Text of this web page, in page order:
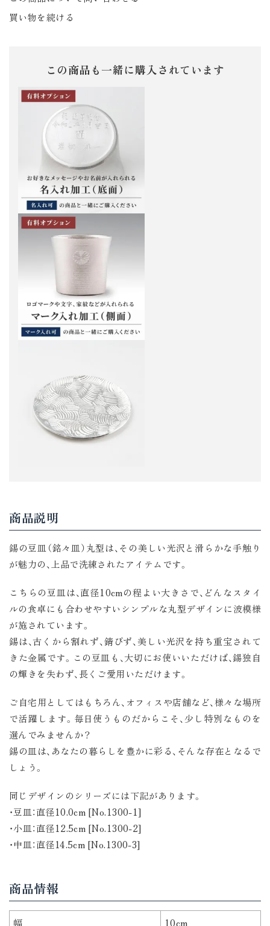
買い物を続ける
この商品も一緒に購入されています
商品説明
錫の豆皿（銘々皿）丸型は、その美しい光沢と滑らかな手触り
が魅力の、上品で洗練されたアイテムです。
こちらの豆皿は、直径10cmの程よい大きさで、どんなスタイ
ルの食卓にも合わせやすいシンプルな丸型デザインに波模様
が施されています。
錫は、古くから割れず、錆びず、美しい光沢を持ち重宝されて
きた金属です。この豆皿も、大切にお使いいただけば、錫独自
の輝きを失わず、長くご愛用いただけます。
ご自宅用としてはもちろん、オフィスや店舗など、様々な場所
で活躍します。毎日使うものだからこそ、少し特別なものを
選んでみませんか？
錫の皿は、あなたの暮らしを豊かに彩る、そんな存在となるで
しょう。
同じデザインのシリーズには下記があります。
・豆皿：直径10.0cm [No.1300-1]
・小皿：直径12.5cm [No.1300-2]
・中皿：直径14.5cm [No.1300-3]
商品情報
幅 10cm